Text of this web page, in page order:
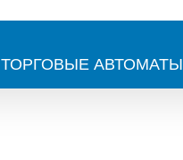
ТОРГОВЫЕ АВТОМАТЫ